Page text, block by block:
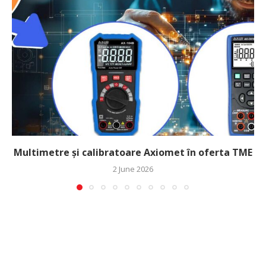
Multimetre și calibratoare Axiomet în oferta TME
2 June 2026